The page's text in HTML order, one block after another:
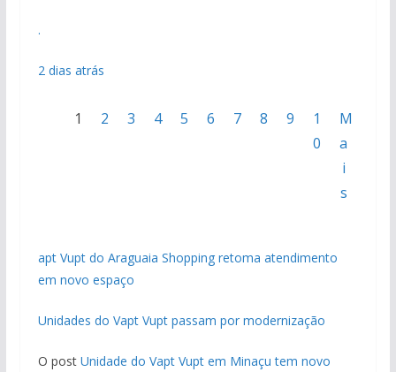
.
2 dias atrás
1 2 3 4 5 6 7 8 9
1
0
M
a
i
s
apt Vupt do Araguaia Shopping retoma atendimento
em novo espaço
Unidades do Vapt Vupt passam por modernização
O post Unidade do Vapt Vupt em Minaçu tem novo